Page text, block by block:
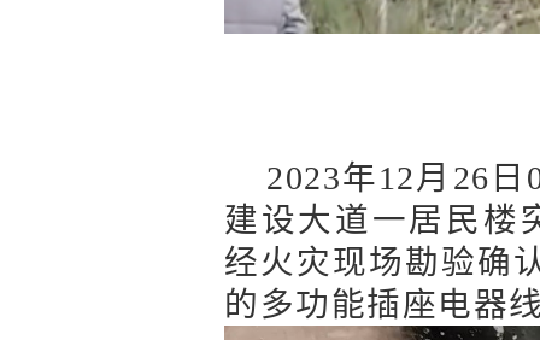
2023年12月26
建设大道一居民楼
经火灾现场勘验确
的多功能插座电器